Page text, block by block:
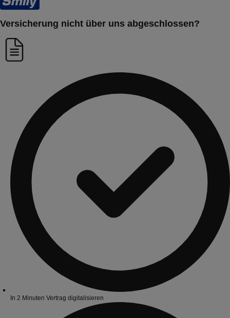
Versicherung nicht über uns abgeschlossen?
In 2 Minuten Vertrag digitalisieren